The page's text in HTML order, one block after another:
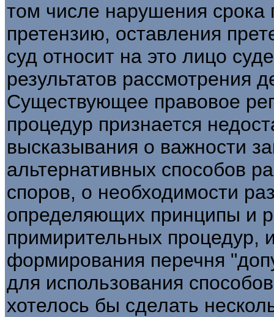
том числе нарушения срока
претензию, оставления
суд относит на это лицо
результатов рассмотрения
Существующее правовое
процедур признается
высказывания о важности
альтернативных способов
споров, о необходимости
определяющих принципы и
примирительных процедур,
формирования перечня
для использования
хотелось бы сделать